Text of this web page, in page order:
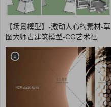
【场景模型】-激动人心的素材-草
图大师古建筑模型-CG艺术社